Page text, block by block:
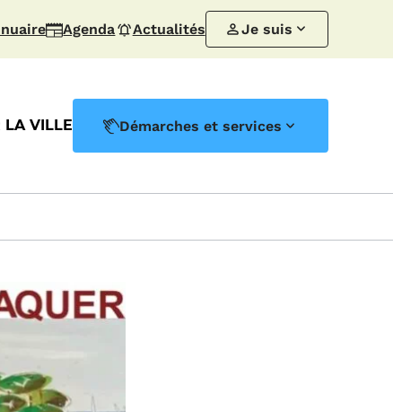
Agenda Actualités Je suis
LA VILLE Démarches et services